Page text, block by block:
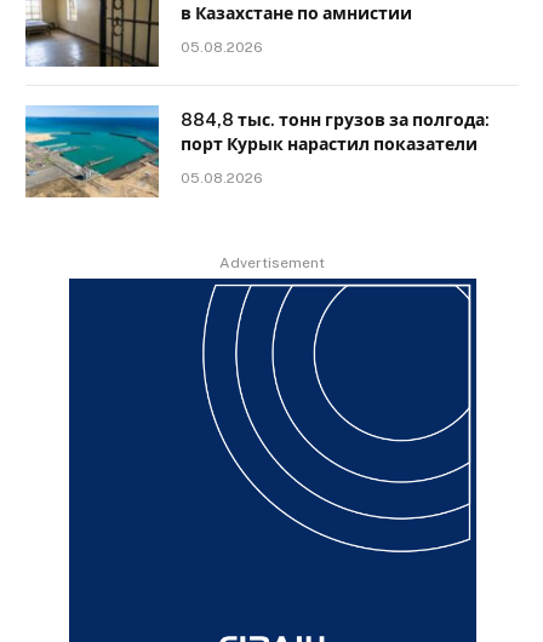
в Казахстане по амнистии
05.08.2026
884,8 тыс. тонн грузов за полгода:
порт Курык нарастил показатели
05.08.2026
Advertisement